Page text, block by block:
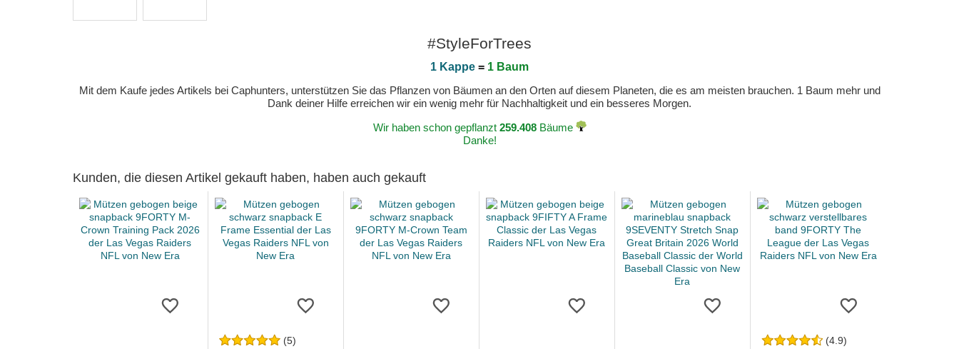
#StyleForTrees
1 Kappe = 1 Baum
Mit dem Kaufe jedes Artikels bei Caphunters, unterstützen Sie das Pflanzen von Bäumen an den Orten auf diesem Planeten, die es am meisten brauchen. 1 Baum mehr und
Dank deiner Hilfe erreichen wir ein wenig mehr für Nachhaltigkeit und ein besseres Morgen.
Wir haben schon gepflanzt 259.408Bäume
Danke!
Kunden, die diesen Artikel gekauft haben, haben auch gekauft
(5) (4.9)